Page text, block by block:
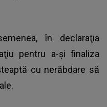
în declaraţia
pentru a-şi finaliza
cu nerăbdare să